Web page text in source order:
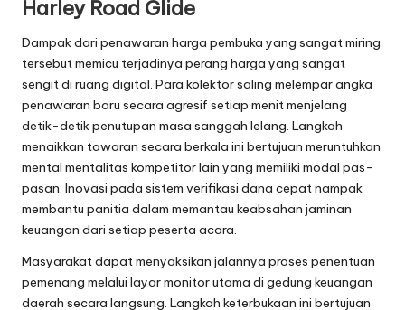
Harley Road Glide
Dampak dari penawaran harga pembuka yang sangat miring
tersebut memicu terjadinya perang harga yang sangat
sengit di ruang digital. Para kolektor saling melempar angka
penawaran baru secara agresif setiap menit menjelang
detik-detik penutupan masa sanggah lelang. Langkah
menaikkan tawaran secara berkala ini bertujuan meruntuhkan
mental mentalitas kompetitor lain yang memiliki modal pas-
pasan. Inovasi pada sistem verifikasi dana cepat nampak
membantu panitia dalam memantau keabsahan jaminan
keuangan dari setiap peserta acara.
Masyarakat dapat menyaksikan jalannya proses penentuan
pemenang melalui layar monitor utama di gedung keuangan
daerah secara langsung. Langkah keterbukaan ini bertujuan